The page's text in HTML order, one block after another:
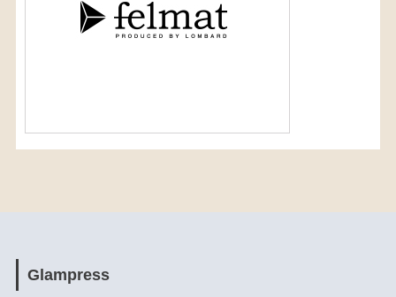
Glampress